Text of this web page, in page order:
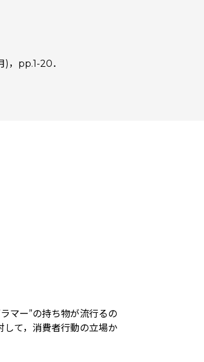
)，pp.1-20．
マー”の持ち物が流行るの
して，消費者行動の立場か